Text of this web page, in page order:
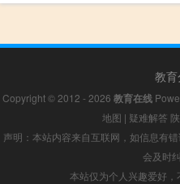
教
Copyright © 2012 - 2026 教育在线
地图 | 疑难解答
声明：本站内容来自互联网，如信息有
会及时
本站仅为个人兴趣爱好